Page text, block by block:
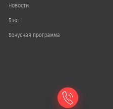
Новости
Блог
Бонусная программа